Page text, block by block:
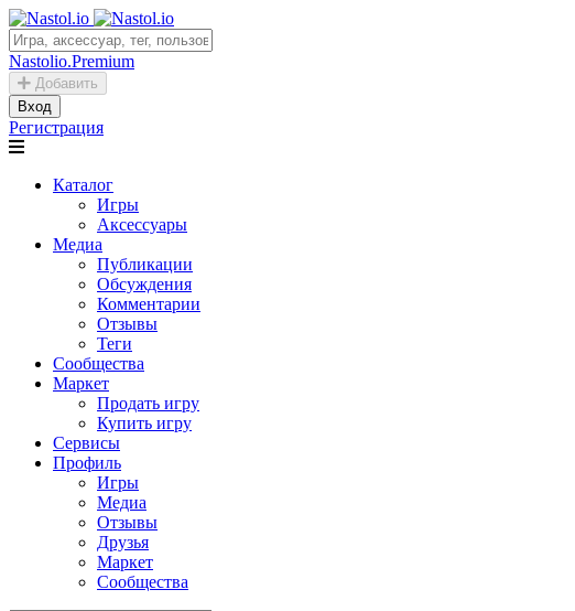
Nastolio.Premium
Добавить
Вход
Регистрация
Каталог
Игры
Аксессуары
Медиа
Публикации
Обсуждения
Комментарии
Отзывы
Теги
Сообщества
Маркет
Продать игру
Купить игру
Сервисы
Профиль
Игры
Медиа
Отзывы
Друзья
Маркет
Сообщества